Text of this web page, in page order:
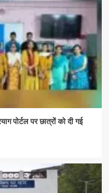
पोर्टल पर छात्रों को दी गई